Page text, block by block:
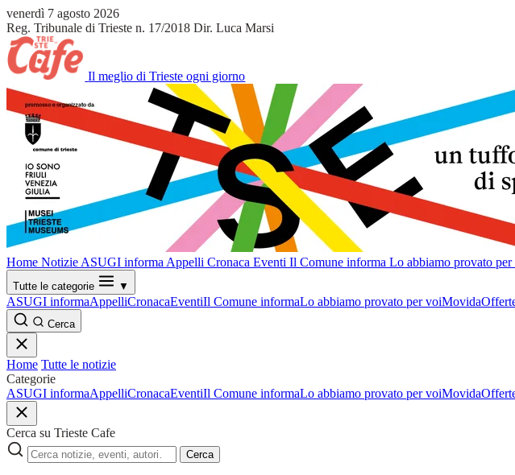
venerdì 7 agosto 2026
Reg. Tribunale di Trieste n. 17/2018 Dir. Luca Marsi
Il meglio di Trieste ogni giorno
Home Notizie ASUGI informa Appelli Cronaca Eventi Il Comune informa Lo abbiamo provato per
Tutte le categorie ▼
ASUGI informaAppelliCronacaEventiIl Comune informaLo abbiamo provato per voiMovida
Cerca
Home Tutte le notizie
Categorie
ASUGI informaAppelliCronacaEventiIl Comune informaLo abbiamo provato per voiMovida
Cerca su Trieste Cafe
Cerca